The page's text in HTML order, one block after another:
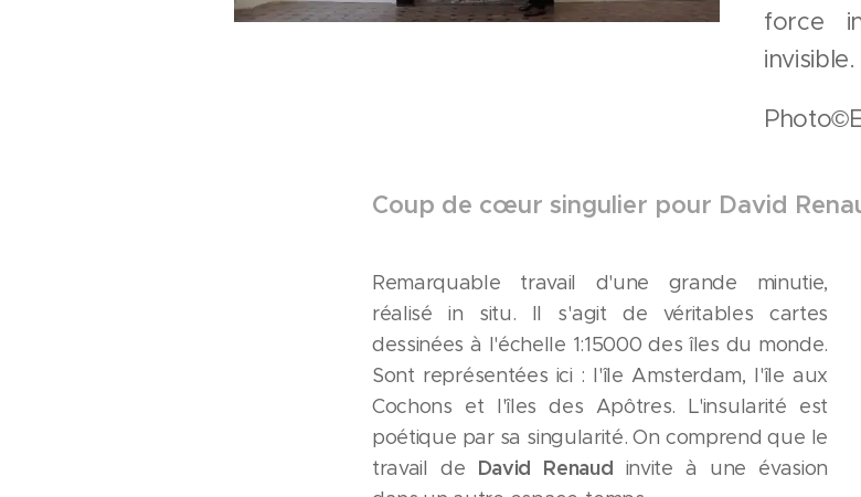
force
invisible.
Coup de cœur singulier pour David
Remarquable travail d'une grande minutie,
réalisé in situ. Il s'agit de véritables cartes
dessinées à l'échelle 1:15000 des îles du monde.
Sont représentées ici : l'île Amsterdam, l'île aux
Cochons et l'îles des Apôtres. L'insularité est
poétique par sa singularité. On comprend que le
travail de David Renaud invite à une évasion